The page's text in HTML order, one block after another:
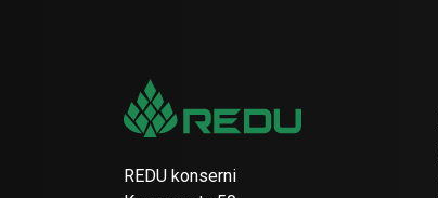
REDU konserni